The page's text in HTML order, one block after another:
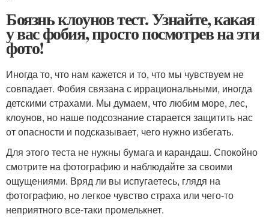
Боязнь клоунов тест. Узнайте, какая
у вас фобия, просто посмотрев на эти
фото!
Иногда то, что нам кажется и то, что мы чувствуем не
совпадает. Фобия связана с иррациональными, иногда
детскими страхами. Мы думаем, что любим море, лес,
клоунов, но наше подсознание старается защитить нас
от опасности и подсказывает, чего нужно избегать.
Для этого теста не нужны бумага и карандаш. Спокойно
смотрите на фотографию и наблюдайте за своими
ощущениями. Вряд ли вы испугаетесь, глядя на
фотографию, но легкое чувство страха или чего-то
неприятного все-таки промелькнет.